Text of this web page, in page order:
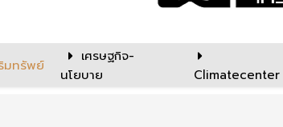
มทรัพย์
เศรษฐกิจ-
นโยบาย
Climatecenter